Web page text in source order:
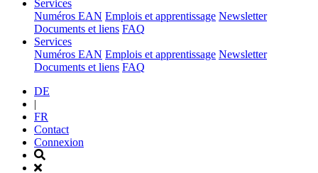
Services(current)
Numéros EAN Emplois et apprentissage Newsletter
Documents et liens FAQ
Services(current)
Numéros EAN Emplois et apprentissage Newsletter
Documents et liens FAQ
DE
|
FR
Contact
Connexion